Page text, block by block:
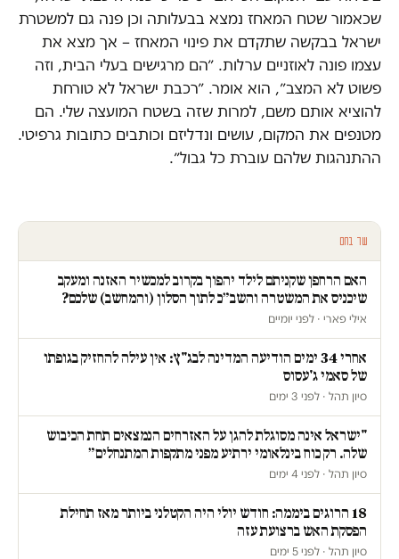
שכאמור שטח המאחז נמצא בבעלותה וכן פנה גם למשטרת
ישראל בבקשה שתקדם את פינוי המאחז – אך מצא את
עצמו פונה לאוזניים ערלות. ״הם מרגישים בעלי הבית, וזה
פשוט לא המצב״, הוא אומר. ״רכבת ישראל לא טורחת
להוציא אותם משם, למרות שזה בשטח המועצה שלי. הם
מטנפים את המקום, עושים ונדליזם וכותבים כתובות גרפיטי.
ההתנהגות שלהם עוברת כל גבול״.
עוד בחם
האם הרחפן שקניתם לילד יהפוך בקרוב למכשיר האזנה ומעקב
שיכניס את המשטרה והשב״כ לתוך הסלון (והמחשב) שלכם?
אילי פארי · לפני יומיים
אחרי 34 ימים הודיעה המדינה לבג"ץ: אין עילה להחזיק בגופתו
של סאמי ג'עסוס
סיון תהל · לפני 3 ימים
"ישראל אינה מסוגלת להגן על האזרחים הנמצאים תחת הכיבוש
שלה. רק כוח בינלאומי ירתיע מפני מתקפות המתנחלים״
סיון תהל · לפני 4 ימים
18 הרוגים ביממה: חודש יולי היה הקטלני ביותר מאז תחילת
הפסקת האש ברצועת עזה
סיון תהל · לפני 5 ימים